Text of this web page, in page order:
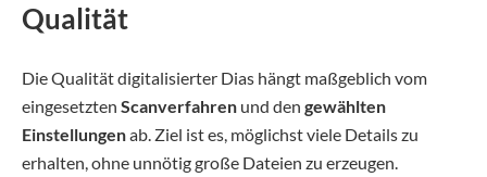
Qualität
Die Qualität digitalisierter Dias hängt maßgeblich vom
eingesetzten Scanverfahren und den gewählten
Einstellungenab. Ziel ist es, möglichst viele Details zu
erhalten, ohne unnötig große Dateien zu erzeugen.